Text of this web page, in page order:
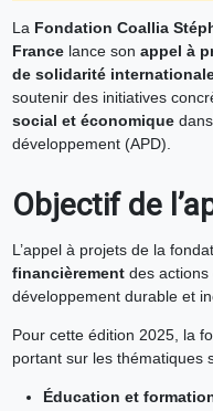
La Fondation Coallia
Francelance son appel à
de solidarité
soutenir des initiatives
social et économiquedans
développement (APD).
Objectif de
L’appel à projets de la
financièrementdes actions
développement durable et
Pour cette édition 2025, la
portant sur les thématiques
Éducation et